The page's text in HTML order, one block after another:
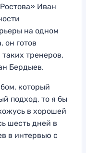
Иван
на одном
он готов
тренеров,
Бердыев.
который
подход, то я бы
в хорошей
шесть дней в
в интервью с